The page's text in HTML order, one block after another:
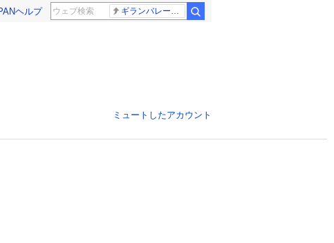
ヘルプ ギランバレー症候群
ミュートしたアカウント